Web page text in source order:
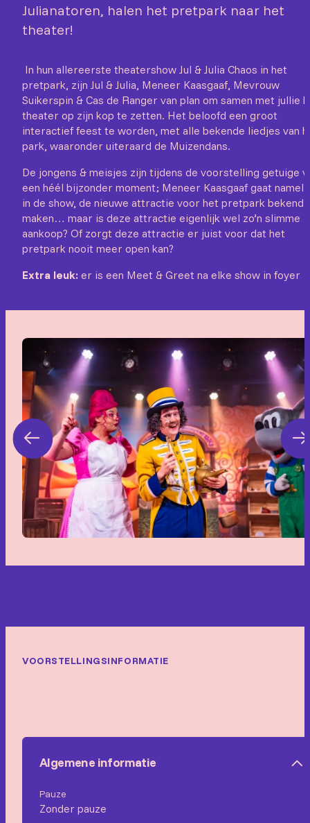
Julianatoren, halen het pretpark naar het
theater!
In hun allereerste theatershow Jul & Julia Chaos in het
pretpark, zijn Jul & Julia, Meneer Kaasgaaf, Mevrouw
Suikerspin & Cas de Ranger van plan om samen met jullie
theater op zijn kop te zetten. Het beloofd een groot
interactief feest te worden, met alle bekende liedjes van
park, waaronder uiteraard de Muizendans.
De jongens & meisjes zijn tijdens de voorstelling getuige
een héél bijzonder moment; Meneer Kaasgaaf gaat
in de show, de nieuwe attractie voor het pretpark bekend
maken… maar is deze attractie eigenlijk wel zo’n slimme
aankoop? Of zorgt deze attractie er juist voor dat het
pretpark nooit meer open kan?
Extra leuk: er is een Meet & Greet na elke show in foyer
VOORSTELLINGSINFORMATIE
Algemene informatie
Pauze
Zonder pauze